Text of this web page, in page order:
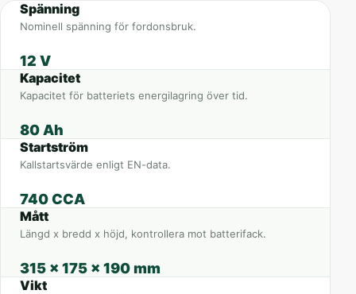
Spänning
Nominell spänning för fordonsbruk.
12 V
Kapacitet
Kapacitet för batteriets energilagring över tid.
80 Ah
Startström
Kallstartsvärde enligt EN-data.
740 CCA
Mått
Längd x bredd x höjd, kontrollera mot batterifack.
315 x 175 x 190 mm
Vikt